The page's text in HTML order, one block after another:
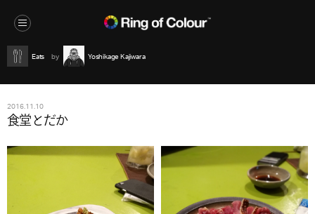
Eats Yoshikage Kajiwara
2016.11.10
食堂とだか